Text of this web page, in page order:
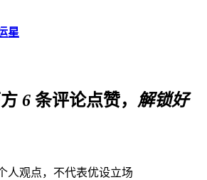
星
6 条评论点赞， 解锁好
人观点，不代表优设立场